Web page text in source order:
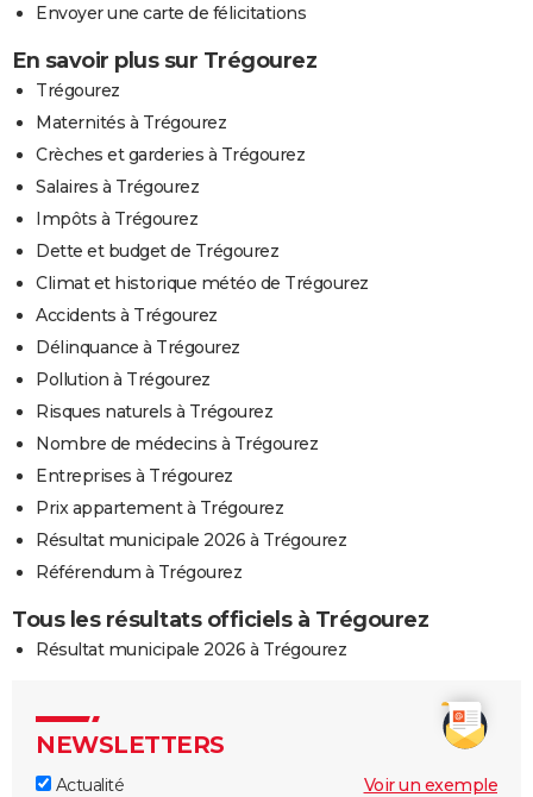
Envoyer une carte de félicitations
En savoir plus sur Trégourez
Trégourez
Maternités à Trégourez
Crèches et garderies à Trégourez
Salaires à Trégourez
Impôts à Trégourez
Dette et budget de Trégourez
Climat et historique météo de Trégourez
Accidents à Trégourez
Délinquance à Trégourez
Pollution à Trégourez
Risques naturels à Trégourez
Nombre de médecins à Trégourez
Entreprises à Trégourez
Prix appartement à Trégourez
Résultat municipale 2026 à Trégourez
Référendum à Trégourez
Tous les résultats officiels à Trégourez
Résultat municipale 2026 à Trégourez
NEWSLETTERS
Actualité
Voir un exemple